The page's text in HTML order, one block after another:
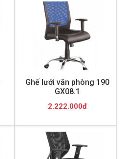
Ghế lưới văn phòng 190
GX08.1
2.222.000đ